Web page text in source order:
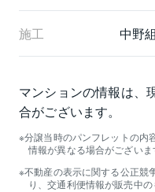
施工 中野組
マンションの情報は、
合がございます。
分譲当時のパンフレットの内
情報が異なる場合がございま
不動産の表示に関する公正競
り、交通利便情報が販売中